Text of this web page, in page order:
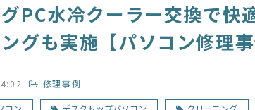
PC水冷クーラー交換で快
グも実施【パソコン修理事
修理事例